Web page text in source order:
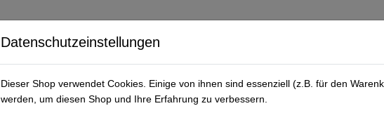
Datenschutzeinstellungen
Dieser Shop verwendet Cookies. Einige von ihnen sind essenziell (z.B. für den
werden, um diesen Shop und Ihre Erfahrung zu verbessern.